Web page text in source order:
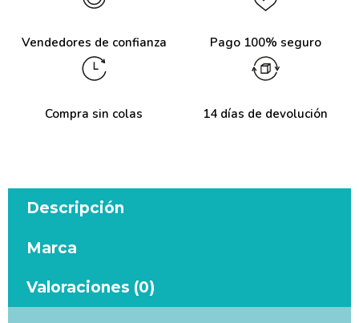
Vendedores de confianza Pago 100% seguro
Compra sin colas 14 días de devolución
Descripción
Marca
Valoraciones (0)